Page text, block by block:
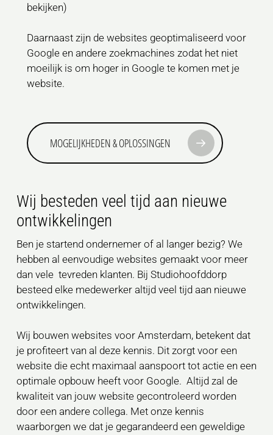
bekijken)
Daarnaast zijn de websites geoptimaliseerd voor
Google en andere zoekmachines zodat het niet
moeilijk is om hoger in Google te komen met je
website.
MOGELIJKHEDEN & OPLOSSINGEN
Wij besteden veel tijd aan nieuwe
ontwikkelingen
Ben je startend ondernemer of al langer bezig? We
hebben al eenvoudige websites gemaakt voor meer
dan vele tevreden klanten. Bij Studiohoofddorp
besteed elke medewerker altijd veel tijd aan nieuwe
ontwikkelingen.
Wij bouwen websites voor Amsterdam, betekent dat
je profiteert van al deze kennis. Dit zorgt voor een
website die echt maximaal aanspoort tot actie en een
optimale opbouw heeft voor Google. Altijd zal de
kwaliteit van jouw website gecontroleerd worden
door een andere collega. Met onze kennis
waarborgen we dat je gegarandeerd een geweldige